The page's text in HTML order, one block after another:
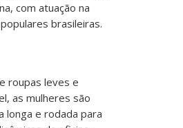
com atuação na
brasileiras.
roupas leves e
as mulheres são
longa e rodada para